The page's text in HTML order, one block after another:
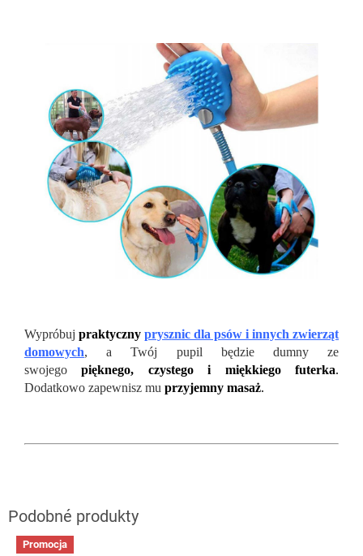
Wypróbuj praktyczny prysznic dla psów i innych zwierząt
domowych, a Twój pupil będzie dumny ze
swojegopięknego, czystego i miękkiego futerka.
Dodatkowo zapewnisz mu przyjemny masaż.
Promocja